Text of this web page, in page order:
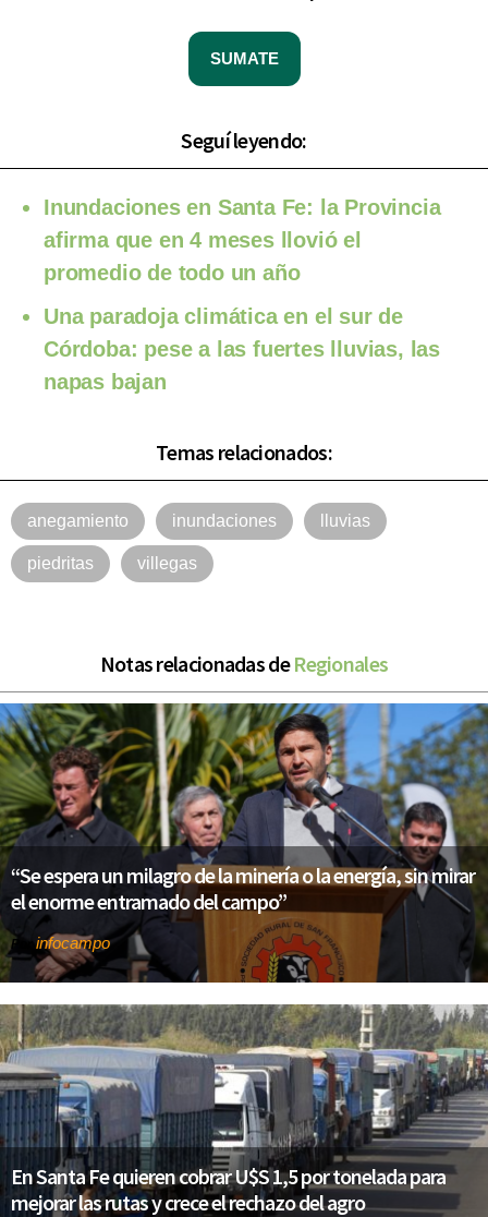
SUMATE
Seguí leyendo:
Inundaciones en Santa Fe: la Provincia
afirma que en 4 meses llovió el
promedio de todo un año
Una paradoja climática en el sur de
Córdoba: pese a las fuertes lluvias, las
napas bajan
Temas relacionados:
anegamiento inundaciones lluvias
piedritas villegas
Notas relacionadas deRegionales
“Se espera un milagro de la minería o la energía, sin mirar
el enorme entramado del campo”
Por infocampo
En Santa Fe quieren cobrar U$S 1,5 por tonelada para
mejorar las rutas y crece el rechazo del agro